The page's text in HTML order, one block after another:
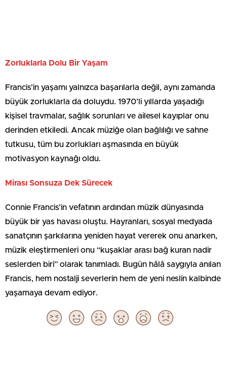
Zorluklarla Dolu Bir Yaşam
Francis’in yaşamı yalnızca başarılarla değil, aynı zamanda
büyük zorluklarla da doluydu. 1970’li yıllarda yaşadığı
kişisel travmalar, sağlık sorunları ve ailesel kayıplar onu
derinden etkiledi. Ancak müziğe olan bağlılığı ve sahne
tutkusu, tüm bu zorlukları aşmasında en büyük
motivasyon kaynağı oldu.
Mirası Sonsuza Dek Sürecek
Connie Francis’in vefatının ardından müzik dünyasında
büyük bir yas havası oluştu. Hayranları, sosyal medyada
sanatçının şarkılarına yeniden hayat vererek onu anarken,
müzik eleştirmenleri onu “kuşaklar arası bağ kuran nadir
seslerden biri” olarak tanımladı. Bugün hâlâ saygıyla anılan
Francis, hem nostalji severlerin hem de yeni neslin kalbinde
yaşamaya devam ediyor.